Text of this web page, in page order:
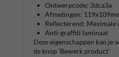
Ontwerpcode: 3dca3a
Afmetingen:
Reflecterend: Maximale
Anti-graffiti laminaat
Deze eigenschappen kan
de knop 'Bewerk product'